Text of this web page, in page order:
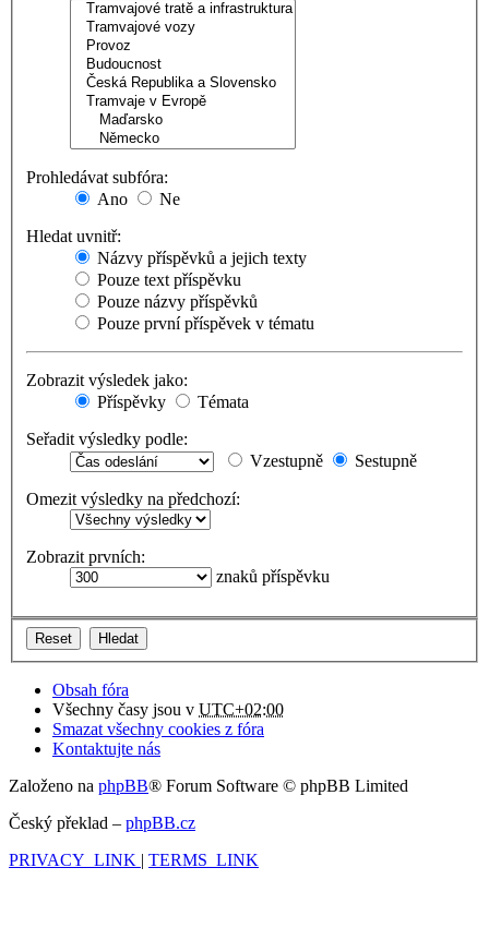
Prohledávat subfóra:
Ano
Ne
Hledat uvnitř:
Názvy příspěvků a jejich texty
Pouze text příspěvku
Pouze názvy příspěvků
Pouze první příspěvek v tématu
Zobrazit výsledek jako:
Příspěvky
Témata
Seřadit výsledky podle:
Vzestupně
Sestupně
Omezit výsledky na předchozí:
Zobrazit prvních:
znaků příspěvku
Obsah fóra
Všechny časy jsou v UTC+02:00
Smazat všechny cookies z fóra
Kontaktujte nás
Založeno na phpBB® Forum Software © phpBB Limited
Český překlad – phpBB.cz
PRIVACY_LINK | TERMS_LINK